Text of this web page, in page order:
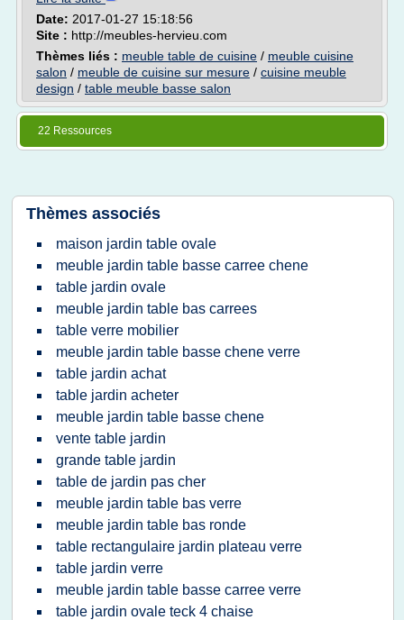
Date: 2017-01-27 15:18:56
Site : http://meubles-hervieu.com
Thèmes liés : meuble table de cuisine / meuble cuisine
salon / meuble de cuisine sur mesure / cuisine meuble
design / table meuble basse salon
22 Ressources
Thèmes associés
maison jardin table ovale
meuble jardin table basse carree chene
table jardin ovale
meuble jardin table bas carrees
table verre mobilier
meuble jardin table basse chene verre
table jardin achat
table jardin acheter
meuble jardin table basse chene
vente table jardin
grande table jardin
table de jardin pas cher
meuble jardin table bas verre
meuble jardin table bas ronde
table rectangulaire jardin plateau verre
table jardin verre
meuble jardin table basse carree verre
table jardin ovale teck 4 chaise